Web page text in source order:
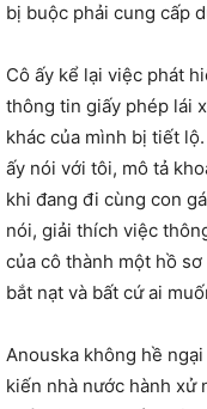
bị buộc phải cung cấp
Cô ấy kể lại việc phát
thông tin giấy phép lái
khác của mình bị tiết
ấy nói với tôi, mô tả
khi đang đi cùng con
nói, giải thích việc
của cô thành một hồ
bắt nạt và bất cứ ai
Anouska không hề
kiến nhà nước hành xử